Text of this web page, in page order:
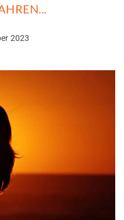
2023